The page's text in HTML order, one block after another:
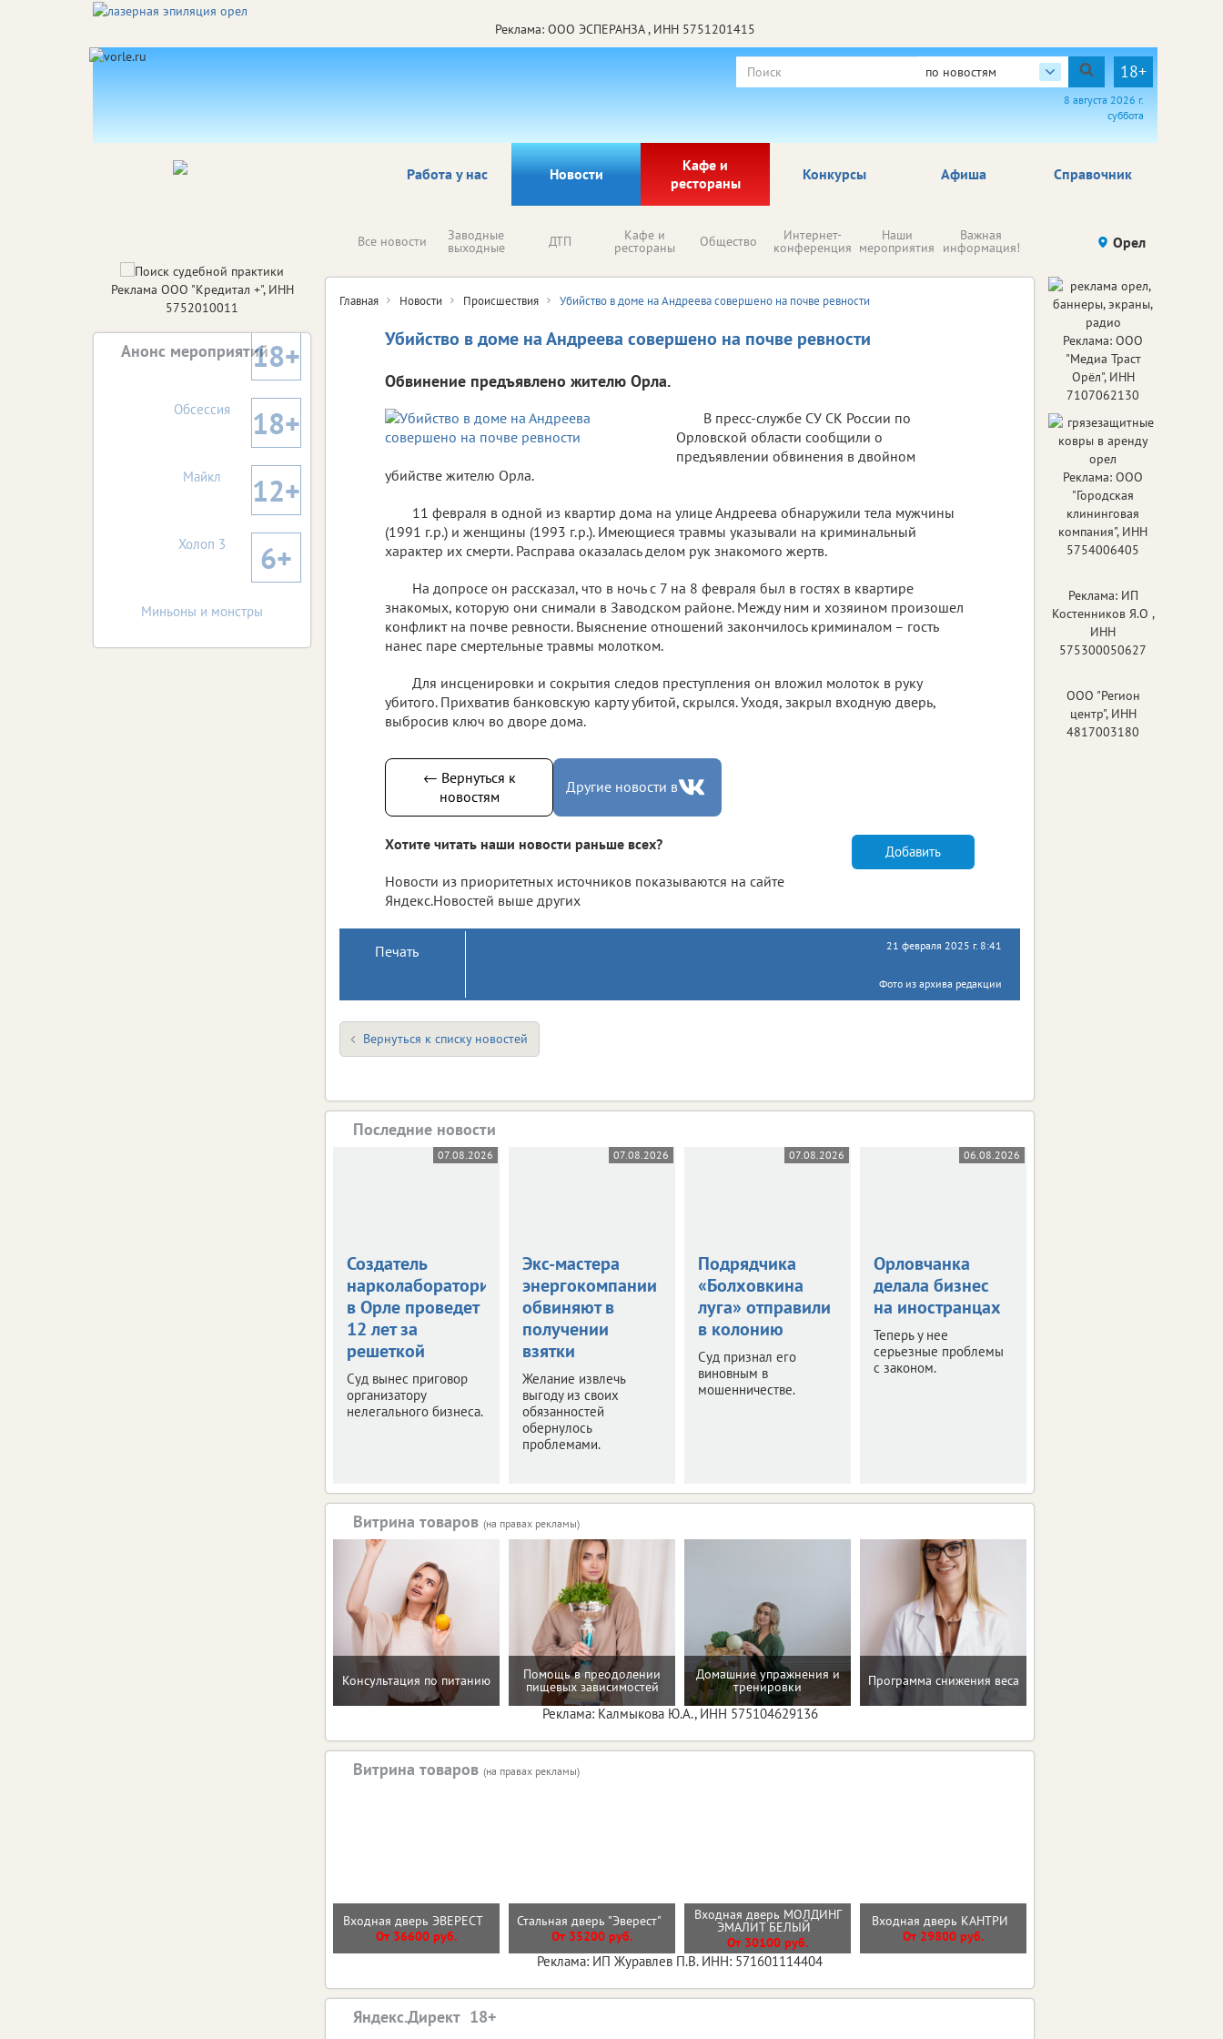
Реклама: ООО ЭСПЕРАНЗА , ИНН 5751201415
по новостям 18+
8 августа 2026 г.
суббота
Работа у нас Новости
Кафе и
рестораны
Афиша Справочник
Конкурсы
Все новости Заводные
выходные ДТП Кафе и
рестораны Общество Интернет-
конференция
Наши
мероприятия
Важная
информация! Происшествия Здоровье
Орел
Главная Новости Происшествия Убийство в доме на Андреева совершено на почве ревности
Убийство в доме на Андреева совершено на почве ревности
Обвинение предъявлено жителю Орла.
В пресс-службе СУ СК России по
Орловской области сообщили о
предъявлении обвинения в двойном
убийстве жителю Орла.
11 февраля в одной из квартир дома на улице Андреева обнаружили тела мужчины
(1991 г.р.) и женщины (1993 г.р.). Имеющиеся травмы указывали на криминальный
характер их смерти. Расправа оказалась делом рук знакомого жертв.
На допросе он рассказал, что в ночь с 7 на 8 февраля был в гостях в квартире
знакомых, которую они снимали в Заводском районе. Между ним и хозяином произошел
конфликт на почве ревности. Выяснение отношений закончилось криминалом – гость
нанес паре смертельные травмы молотком.
Для инсценировки и сокрытия следов преступления он вложил молоток в руку
убитого. Прихватив банковскую карту убитой, скрылся. Уходя, закрыл входную дверь,
выбросив ключ во дворе дома.
← Вернуться к
новостям
Другие новости в
Хотите читать наши новости раньше всех?
Новости из приоритетных источников показываются на сайте
Яндекс.Новостей выше других
Добавить
Печать 21 февраля 2025 г. 8:41
Фото из архива редакции
Вернуться к списку новостей
Последние новости
07.08.2026
Создатель
нарколаборатории
в Орле проведет
12 лет за
решеткой
Суд вынес приговор
организатору
нелегального бизнеса.
07.08.2026
Экс-мастера
энергокомпании
обвиняют в
получении
взятки
Желание извлечь
выгоду из своих
обязанностей
обернулось
проблемами.
07.08.2026
Подрядчика
«Болховкина
луга» отправили
в колонию
Суд признал его
виновным в
мошенничестве.
06.08.2026
Орловчанка
делала бизнес
на иностранцах
Теперь у нее
серьезные проблемы
с законом.
Витрина товаров (на правах рекламы)
Консультация по питанию Помощь в преодолении
пищевых зависимостей
Домашние упражнения и
тренировки Программа снижения веса
Реклама: Калмыкова Ю.А., ИНН 575104629136
Витрина товаров (на правах рекламы)
Входная дверь ЭВЕРЕСТ
От 36600 руб.
Стальная дверь "Эверест"
От 35200 руб.
Входная дверь МОЛДИНГ
ЭМАЛИТ БЕЛЫЙ
От 30100 руб.
Входная дверь КАНТРИ
От 29800 руб.
Реклама: ИП Журавлев П.В. ИНН: 571601114404
Яндекс.Директ
Реклама ООО "Кредитал +", ИНН
5752010011
Анонс мероприятий18+
Обсессия 18+
Майкл 12+
Холоп 3 6+
Миньоны и монстры
Реклама: ООО
"Медиа Траст
Орёл", ИНН
7107062130
Реклама: ООО
"Городская
клининговая
компания", ИНН
5754006405
Реклама: ИП
Костенников Я.О ,
ИНН
575300050627
ООО "Регион
центр", ИНН
4817003180